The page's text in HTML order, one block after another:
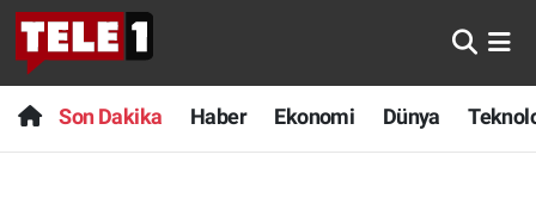
Son Dakika Haber Ekonomi Dünya
Anında Manşet
Başka Sohbetler
Son Dakika
Haber
Nöbetçi Eczaneler
Hava Durumu